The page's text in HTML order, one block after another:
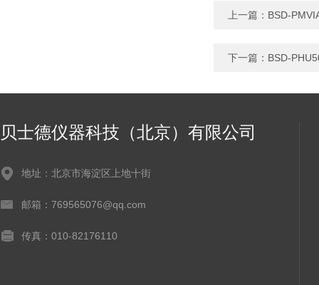
上一篇： BSD-
下一篇： BSD-
贝士德仪器科技（北京）有限公司
地址：北京市海淀区上地十街
邮箱：769565076@qq.com
传真：010-82176110